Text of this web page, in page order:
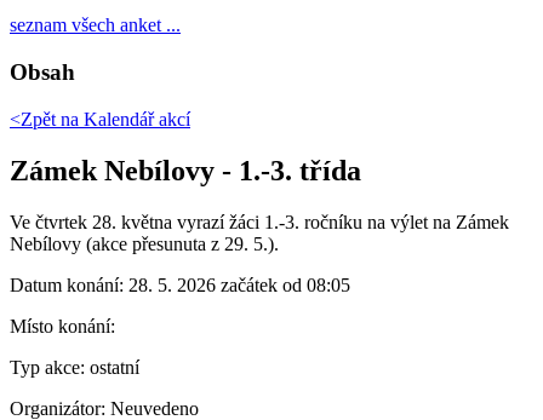
seznam všech anket ...
Obsah
<Zpět na Kalendář akcí
Zámek Nebílovy - 1.-3. třída
Ve čtvrtek 28. května vyrazí žáci 1.-3. ročníku na výlet na Zámek
Nebílovy (akce přesunuta z 29. 5.).
Datum konání: 28. 5. 2026 začátek od 08:05
Místo konání:
Typ akce: ostatní
Organizátor: Neuvedeno